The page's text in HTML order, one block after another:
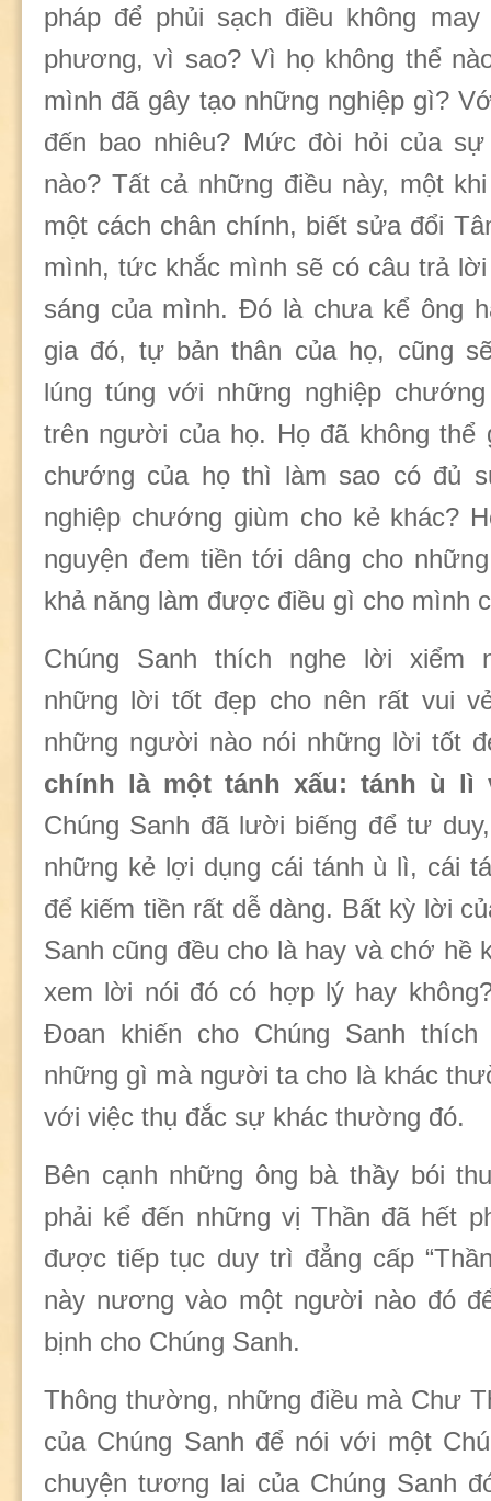
pháp để phủi sạch điều không
phương, vì sao? Vì họ không thể
mình đã gây tạo những nghiệp gì?
đến bao nhiêu? Mức đòi hỏi của
nào? Tất cả những điều này, một
một cách chân chính, biết sửa đổi
mình, tức khắc mình sẽ có câu trả
sáng của mình. Đó là chưa kể ông
gia đó, tự bản thân của họ, cũng
lúng túng với những nghiệp
trên người của họ. Họ đã không thể
chướng của họ thì làm sao có đủ
nghiệp chướng giùm cho kẻ khác?
nguyện đem tiền tới dâng cho
khả năng làm được điều gì cho mình
Chúng Sanh thích nghe lời xiểm
những lời tốt đẹp cho nên rất vui
những người nào nói những lời tốt
chính là một tánh xấu: tánh ù lì
Chúng Sanh đã lười biếng để tư
những kẻ lợi dụng cái tánh ù lì, cái
để kiếm tiền rất dễ dàng. Bất kỳ lời
Sanh cũng đều cho là hay và chớ hề
xem lời nói đó có hợp lý hay
Đoan khiến cho Chúng Sanh
những gì mà người ta cho là khác
với việc thụ đắc sự khác thường đó.
Bên cạnh những ông bà thầy bói
phải kể đến những vị Thần đã hết
được tiếp tục duy trì đẳng cấp
này nương vào một người nào đó
bịnh cho Chúng Sanh.
Thông thường, những điều mà Chư
của Chúng Sanh để nói với một
chuyện tương lai của Chúng Sanh